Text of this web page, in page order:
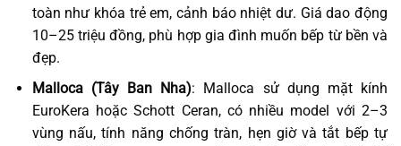
toàn như khóa trẻ em, cảnh báo nhiệt dư. Giá dao động
10–25 triệu đồng, phù hợp gia đình muốn bếp từ bền và
đẹp.
Malloca (Tây Ban Nha): Malloca sử dụng mặt kính
EuroKera hoặc Schott Ceran, có nhiều model với 2–3
vùng nấu, tính năng chống tràn, hẹn giờ và tắt bếp tự